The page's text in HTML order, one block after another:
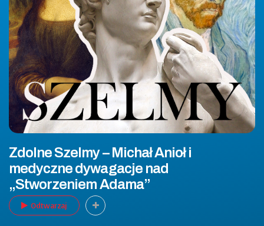
Zdolne Szelmy – Michał Anioł i
medyczne dywagacje nad
„Stworzeniem Adama”
Odtwarzaj